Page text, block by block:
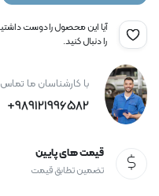
آیا این محصول را دوست
را دنبال کنید.
با کارشناسان ما تماس
989121996582+
قیمت های پایین
تضمین تطابق قیمت